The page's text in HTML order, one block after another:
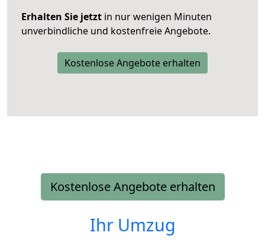
Erhalten Sie jetzt in nur wenigen Minuten
unverbindliche und kostenfreie Angebote.
Kostenlose Angebote erhalten
Kostenlose Angebote erhalten
Ihr Umzug